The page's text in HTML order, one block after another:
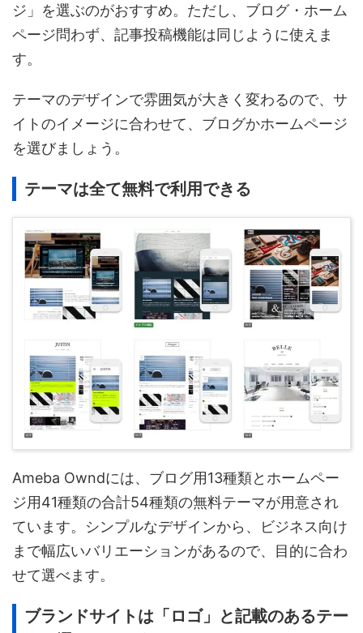
ジ」を選ぶのがおすすめ。ただし、ブログ・ホーム
ページ問わず、記事投稿機能は同じように使えま
す。
テーマのデザインで雰囲気が大きく変わるので、サ
イトのイメージに合わせて、ブログかホームページ
を選びましょう。
テーマは全て無料で利用できる
Ameba Owndには、ブログ用13種類とホームペー
ジ用41種類の合計54種類の無料テーマが用意され
ています。シンプルなデザインから、ビジネス向け
まで幅広いバリエーションがあるので、目的に合わ
せて選べます。
ブランドサイトは「ロゴ」と記載のあるテー